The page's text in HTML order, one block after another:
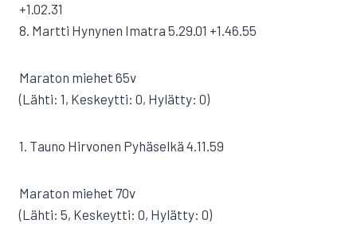
+1.02.31
8. Martti Hynynen Imatra 5.29.01 +1.46.55
Maraton miehet 65v
(Lähti: 1, Keskeytti: 0, Hylätty: 0)
1. Tauno Hirvonen Pyhäselkä 4.11.59
Maraton miehet 70v
(Lähti: 5, Keskeytti: 0, Hylätty: 0)